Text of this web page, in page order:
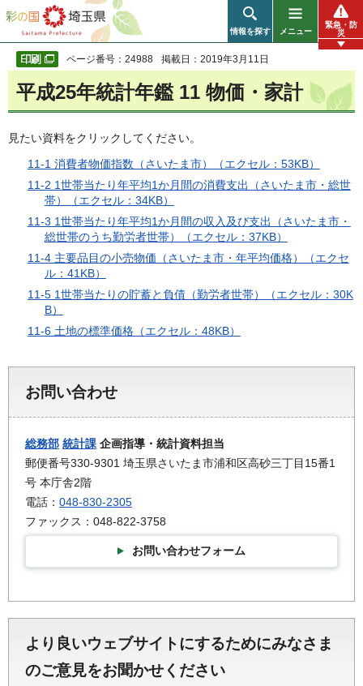
彩の国 埼玉県
情報を探す メニュー
緊急・防
災
ページ番号：24988 掲載日：2019年3月11日
平成25年統計年鑑 11 物価・家計
見たい資料をクリックしてください。
11-1 消費者物価指数（さいたま市）（エクセル：53KB）
11-2 1世帯当たり年平均1か月間の消費支出（さいたま市・総世
帯）（エクセル：34KB）
11-3 1世帯当たり年平均1か月間の収入及び支出（さいたま市・
総世帯のうち勤労者世帯）（エクセル：37KB）
11-4 主要品目の小売物価（さいたま市・年平均価格）（エクセ
ル：41KB）
11-5 1世帯当たりの貯蓄と負債（勤労者世帯）（エクセル：30K
B）
11-6 土地の標準価格（エクセル：48KB）
お問い合わせ
総務部 統計課 企画指導・統計資料担当
郵便番号330-9301 埼玉県さいたま市浦和区高砂三丁目15番1
号 本庁舎2階
電話： 048-830-2305
ファックス：048-822-3758
お問い合わせフォーム
より良いウェブサイトにするためにみなさま
のご意見をお聞かせください